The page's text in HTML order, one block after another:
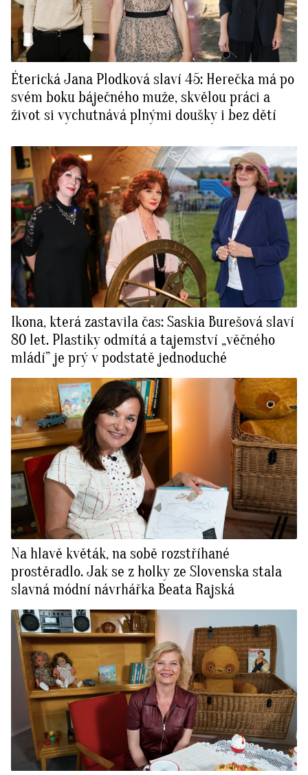
Éterická Jana Plodková slaví 45: Herečka má po
svém boku báječného muže, skvělou práci a
život si vychutnává plnými doušky i bez dětí
Ikona, která zastavila čas: Saskia Burešová slaví
80 let. Plastiky odmítá a tajemství „věčného
mládí” je prý v podstatě jednoduché
Na hlavě květák, na sobě rozstříhané
prostěradlo. Jak se z holky ze Slovenska stala
slavná módní návrhářka Beata Rajská